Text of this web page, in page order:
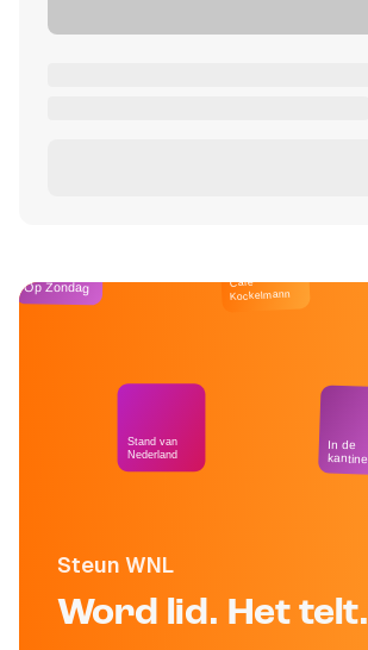
Steun WNL
Word lid. Het telt.
Op Zondag
Stand van
Nederland
Café
Kockelmann
In de
kantine